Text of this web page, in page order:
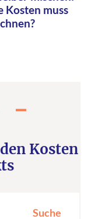
Kosten muss
Kosten
Suche